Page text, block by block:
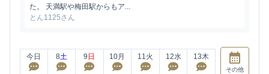
た。 天満駅や梅田駅からもア...
とん1125さん
今日 8土 9 日 10月 11 火 12水 13木
その他